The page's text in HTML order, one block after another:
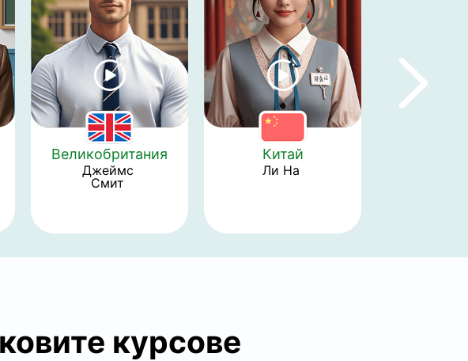
Великобритания
Джеймс
Смит
Китай
Ли На
курсове